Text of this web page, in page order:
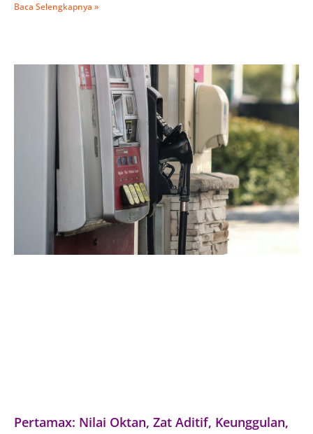
Baca Selengkapnya »
Pertamax: Nilai Oktan, Zat Aditif, Keunggulan,